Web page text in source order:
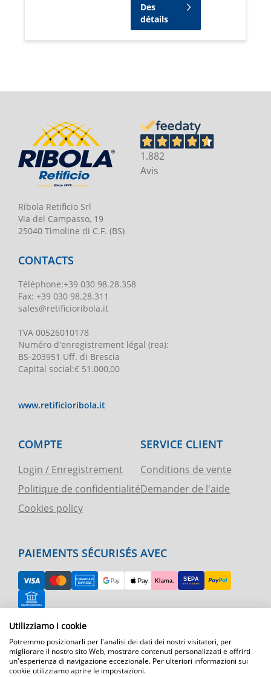
Des
détails
Ribola Retificio Srl
Via del Campasso, 19
25040 Timoline di C.F. (BS)
1.882
Avis
CONTACTS
Téléphone:+39 030 98.28.358
Fax: +39 030 98.28.311
sales@retificioribola.it
TVA 00526010178
Numéro d'enregistrement légal (rea):
BS-203951 Uff. di Brescia
Capital social:€ 51.000,00
www.retificioribola.it
COMPTE
Login / Enregistrement
Politique de confidentialité
Cookies policy
SERVICE CLIENT
Conditions de vente
Demander de l'aide
PAIEMENTS SÉCURISÉS AVEC
RETOUR FACILE
ASSISTANCE TÉLÉPHONIQUE ET CARTE
Utilizziamo i cookie
Potremmo posizionarli per l'analisi dei dati dei nostri visitatori, per
migliorare il nostro sito Web, mostrare contenuti personalizzati e offrirti
un'esperienza di navigazione eccezionale. Per ulteriori informazioni sui
cookie utilizziamo aprire le impostazioni.